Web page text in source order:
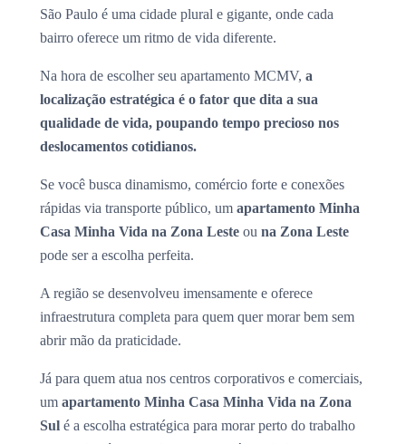
São Paulo é uma cidade plural e gigante, onde cada
bairro oferece um ritmo de vida diferente.
Na hora de escolher seu apartamento MCMV, a
localização estratégica é o fator que dita a sua
qualidade de vida, poupando tempo precioso nos
deslocamentos cotidianos.
Se você busca dinamismo, comércio forte e conexões
rápidas via transporte público, um apartamento Minha
Casa Minha Vida na Zona Leste ou na Zona Leste
pode ser a escolha perfeita.
A região se desenvolveu imensamente e oferece
infraestrutura completa para quem quer morar bem sem
abrir mão da praticidade.
Já para quem atua nos centros corporativos e comerciais,
um apartamento Minha Casa Minha Vida na Zona
Sul é a escolha estratégica para morar perto do trabalho